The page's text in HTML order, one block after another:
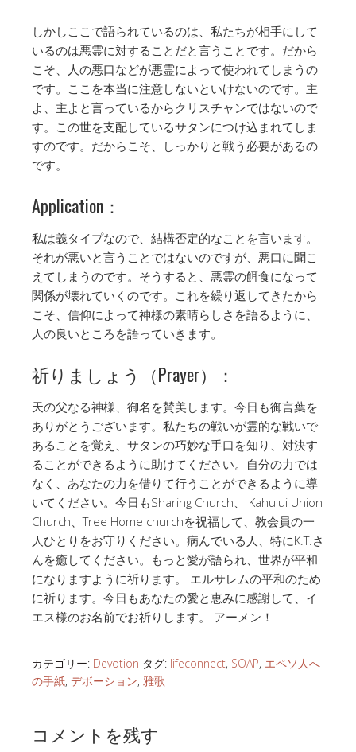
しかしここで語られているのは、私たちが相手にして
いるのは悪霊に対することだと言うことです。だから
こそ、人の悪口などが悪霊によって使われてしまうの
です。ここを本当に注意しないといけないのです。主
よ、主よと言っているからクリスチャンではないので
す。この世を支配しているサタンにつけ込まれてしま
すのです。だからこそ、しっかりと戦う必要があるの
です。
Application：
私は義タイプなので、結構否定的なことを言います。
それが悪いと言うことではないのですが、悪口に聞こ
えてしまうのです。そうすると、悪霊の餌食になって
関係が壊れていくのです。これを繰り返してきたから
こそ、信仰によって神様の素晴らしさを語るように、
人の良いところを語っていきます。
祈りましょう（Prayer）：
天の父なる神様、御名を賛美します。今日も御言葉を
ありがとうございます。私たちの戦いが霊的な戦いで
あることを覚え、サタンの巧妙な手口を知り、対決す
ることができるように助けてください。自分の力では
なく、あなたの力を借りて行うことができるように導
いてください。今日もSharing Church、 Kahului Union
Church、Tree Home churchを祝福して、教会員の一
人ひとりをお守りください。病んでいる人、特にK.T.さ
んを癒してください。もっと愛が語られ、世界が平和
になりますように祈ります。 エルサレムの平和のため
に祈ります。今日もあなたの愛と恵みに感謝して、イ
エス様のお名前でお祈りします。 アーメン！
カテゴリー: Devotion タグ: lifeconnect, SOAP, エペソ人へ
の手紙, デボーション, 雅歌
コメントを残す